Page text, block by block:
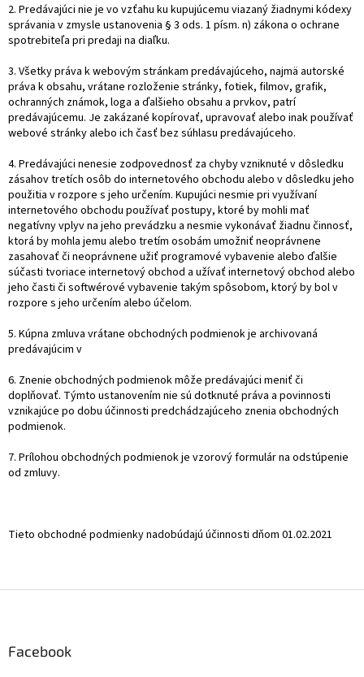
2. Predávajúci nie je vo vzťahu ku kupujúcemu viazaný žiadnymi kódexy
správania v zmysle ustanovenia § 3 ods. 1 písm. n) zákona o ochrane
spotrebiteľa pri predaji na diaľku.
3. Všetky práva k webovým stránkam predávajúceho, najmä autorské
práva k obsahu, vrátane rozloženie stránky, fotiek, filmov, grafik,
ochranných známok, loga a ďalšieho obsahu a prvkov, patrí
predávajúcemu. Je zakázané kopírovať, upravovať alebo inak používať
webové stránky alebo ich časť bez súhlasu predávajúceho.
4. Predávajúci nenesie zodpovednosť za chyby vzniknuté v dôsledku
zásahov tretích osôb do internetového obchodu alebo v dôsledku jeho
použitia v rozpore s jeho určením. Kupujúci nesmie pri využívaní
internetového obchodu používať postupy, ktoré by mohli mať
negatívny vplyv na jeho prevádzku a nesmie vykonávať žiadnu činnosť,
ktorá by mohla jemu alebo tretím osobám umožniť neoprávnene
zasahovať či neoprávnene užiť programové vybavenie alebo ďalšie
súčasti tvoriace internetový obchod a užívať internetový obchod alebo
jeho časti či softwérové vybavenie takým spôsobom, ktorý by bol v
rozpore s jeho určením alebo účelom.
5. Kúpna zmluva vrátane obchodných podmienok je archivovaná
predávajúcim v
6. Znenie obchodných podmienok môže predávajúci meniť či
doplňovať. Týmto ustanovením nie sú dotknuté práva a povinnosti
vznikajúce po dobu účinnosti predchádzajúceho znenia obchodných
podmienok.
7. Prílohou obchodných podmienok je vzorový formulár na odstúpenie
od zmluvy.
Tieto obchodné podmienky nadobúdajú účinnosti dňom 01.02.2021
Facebook